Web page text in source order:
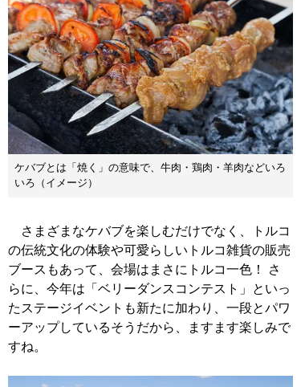
ケバブとは「焼く」の意味で、牛肉・鶏肉・羊肉などいろ
いろ（イメージ）
さまざまなケバブを楽しむだけでなく、トルコ
の伝統文化の体験や可愛らしいトルコ雑貨の販売
ブースもあって、会場はまさにトルコ一色！ さ
らに、今年は「ベリーダンスコンテスト」といっ
たステージイベントも新たに加わり、一段とパワ
ーアップしているそうだから、ますます楽しみで
すね。